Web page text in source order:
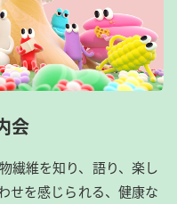
会
繊維を知り、語り、楽し
せを感じられる、健康な